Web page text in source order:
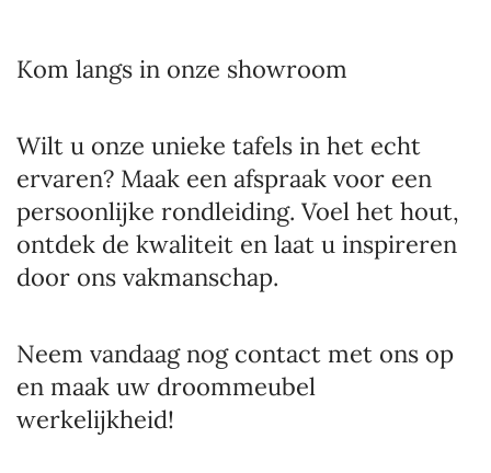
Kom langs in onze showroom
Wilt u onze unieke tafels in het echt
ervaren? Maak een afspraak voor een
persoonlijke rondleiding. Voel het hout,
ontdek de kwaliteit en laat u inspireren
door ons vakmanschap.
Neem vandaag nog contact met ons op
en maak uw droommeubel
werkelijkheid!